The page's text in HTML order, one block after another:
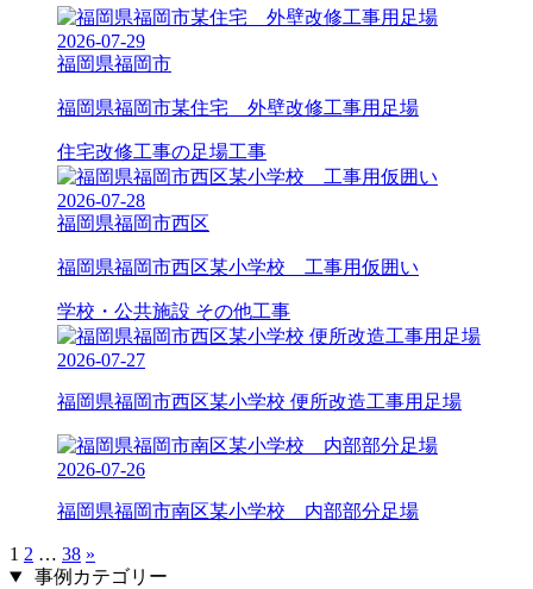
2026-07-29
福岡県福岡市
福岡県福岡市某住宅 外壁改修工事用足場
住宅改修工事の足場工事
2026-07-28
福岡県福岡市西区
福岡県福岡市西区某小学校 工事用仮囲い
学校・公共施設 その他工事
2026-07-27
福岡県福岡市西区某小学校 便所改造工事用足場
2026-07-26
福岡県福岡市南区某小学校 内部部分足場
1 2 … 38 »
事例カテゴリー